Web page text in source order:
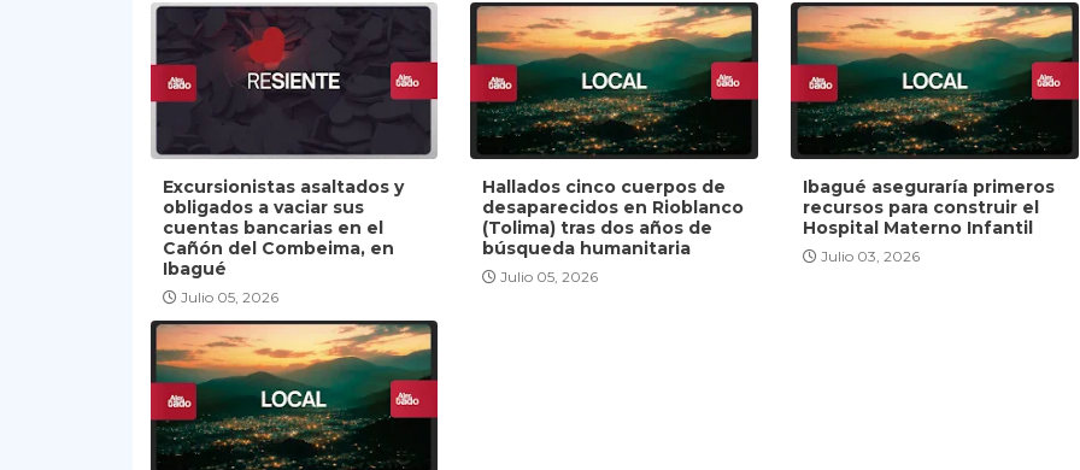
Excursionistas asaltados y
obligados a vaciar sus
cuentas bancarias en el
Cañón del Combeima, en
Ibagué
Julio 05, 2026
Hallados cinco cuerpos de
desaparecidos en Rioblanco
(Tolima) tras dos años de
búsqueda humanitaria
Julio 05, 2026
Ibagué aseguraría primeros
recursos para construir el
Hospital Materno Infantil
Julio 03, 2026